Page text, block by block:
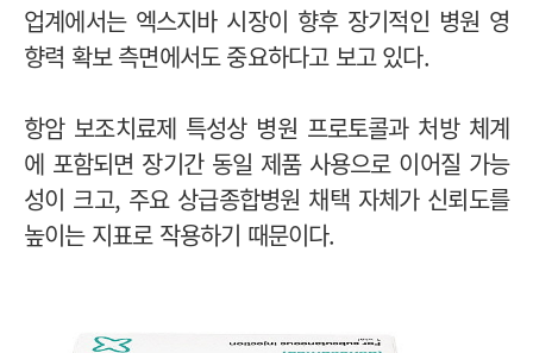
업계에서는 엑스지바 시장이 향후 장기적인 병원 영
향력 확보 측면에서도 중요하다고 보고 있다.
항암 보조치료제 특성상 병원 프로토콜과 처방 체계
에 포함되면 장기간 동일 제품 사용으로 이어질 가능
성이 크고, 주요 상급종합병원 채택 자체가 신뢰도를
높이는 지표로 작용하기 때문이다.